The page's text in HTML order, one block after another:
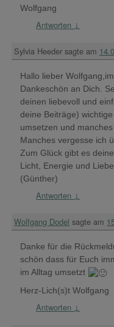
Wolfgang
Antworten ↓
Sylvia Heeder sagte am
Hallo lieber
Dankeschön an Dich.
deinen liebevoll und
deine Beiträge)
umsetzen und
Manches vergesse ich
Zum Glück gibt es
Licht, Energie und
(Günther)
Antworten ↓
Wolfgang Dodel sagte am
Danke für die
schön dass für Euch
im Alltag umsetzt
Herz-Lich(s)t Wolfgang
Antworten ↓